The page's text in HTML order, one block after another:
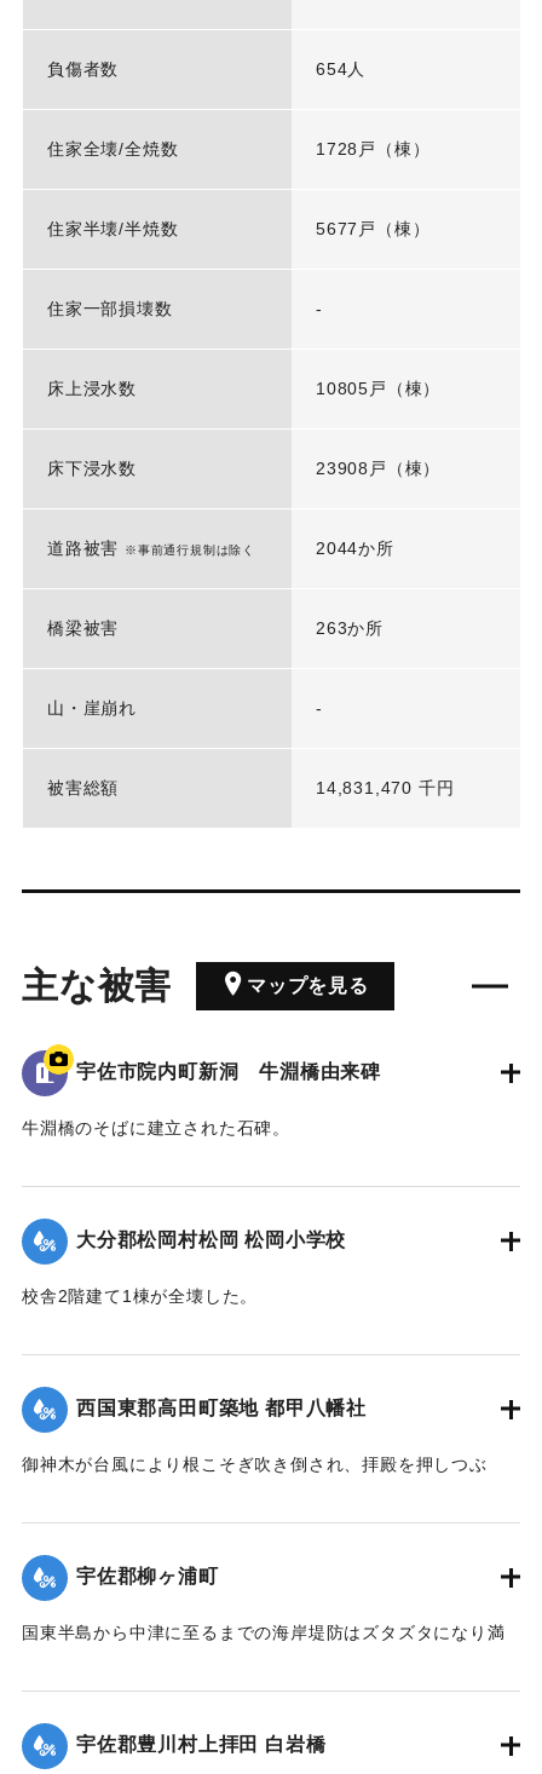
負傷者数 654人
住家全壊/全焼数 1728戸（棟）
住家半壊/半焼数 5677戸（棟）
住家一部損壊数 -
床上浸水数 10805戸（棟）
床下浸水数 23908戸（棟）
道路被害 ※事前通行規制は除く 2044か所
橋梁被害 263か所
山・崖崩れ -
被害総額 14,831,470 千円
主な被害 マップを見る
宇佐市院内町新洞 牛淵橋由来碑
牛淵橋のそばに建立された石碑。
側にある沖地区と北山地区の交通が寸断された。
その後、新たな橋が架けられたことを記念し、通行人に伝え
るためにこの位置に石碑が建立された。
り、ルース台風後に架けられた橋がそのまま使われている。
牛淵橋由来
此橋ノ下流約四丁許ノ䖏ニ梁瀬ノ渡リガアル古来土橋ヲ架ケ
以
ト
モナレバ一掃ノ災禍ヲ受ケ人馬共ニ徒渉ノ難渋ヲ喫スルコト
幾
ル
私財ヲ醵出位置ヲ再ビ此䖏ニ擇ビ石橋ヲ架設永遠ノ計ヲ為シ
稍
大分郡松岡村松岡 松岡小学校
校舎2階建て1棟が全壊した。
｜固有コード: 005200122
西国東郡高田町築地 都甲八幡社
御神木が台風により根こそぎ吹き倒され、拝殿を押しつぶ
｜固有コード:
宇佐郡柳ヶ浦町
国東半島から中津に至るまでの海岸堤防はズタズタになり満
5か所、計750メートル、中堤防18か所、約450メートルが決
壊した。この場所は海岸堤防からは海水、中堤防からは駅館
川の水が流入し農家の人を悩ませた。16日には農家でない人
宇佐郡豊川村上拝田 白岩橋